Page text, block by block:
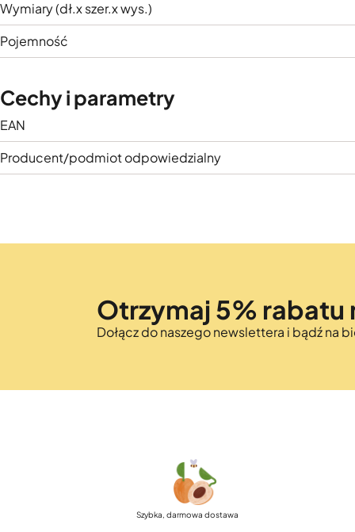
Wymiary (dł.x szer.x wys.)
Pojemność
Cechy i parametry
EAN
Producent/podmiot odpowiedzialny
Otrzymaj 5% rabatu
Dołącz do naszego newslettera i bądź na
Szybka, darmowa dostawa